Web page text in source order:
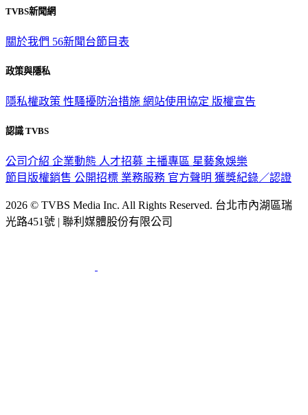
TVBS新聞網
關於我們 56新聞台節目表
政策與隱私
隱私權政策 性騷擾防治措施 網站使用協定 版權宣告
認識 TVBS
公司介紹 企業動態 人才招募 主播專區 星藝象娛樂
節目版權銷售 公開招標 業務服務 官方聲明 獲獎紀錄／認證
2026 © TVBS Media Inc. All Rights Reserved. 台北市內湖區瑞
光路451號 | 聯利媒體股份有限公司